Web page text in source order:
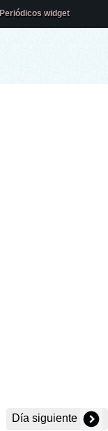
Periódicos widget
Día siguiente